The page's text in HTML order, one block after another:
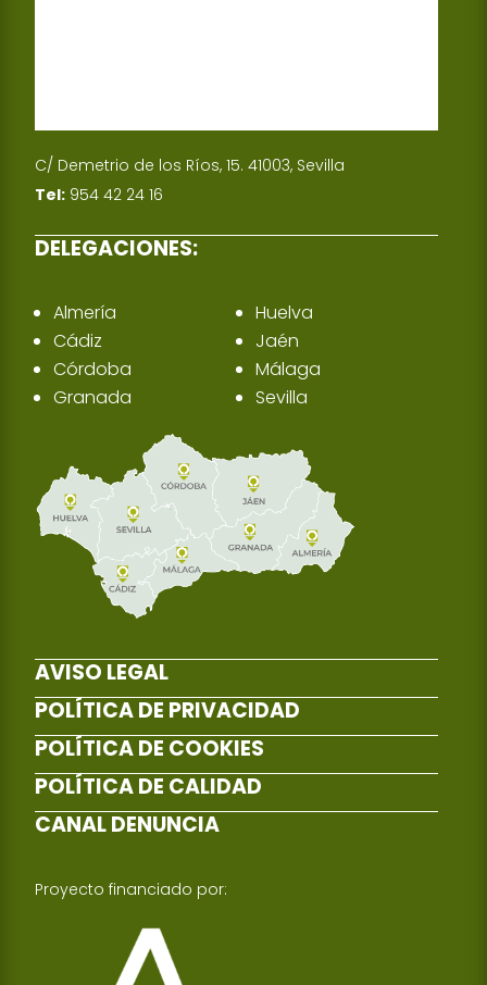
C/ Demetrio de los Ríos, 15. 41003, Sevilla
Tel: 954 42 24 16
DELEGACIONES:
Almería
Cádiz
Córdoba
Granada
Huelva
Jaén
Málaga
Sevilla
AVISO LEGAL
POLÍTICA DE PRIVACIDAD
POLÍTICA DE COOKIES
POLÍTICA DE CALIDAD
CANAL DENUNCIA
Proyecto financiado por: